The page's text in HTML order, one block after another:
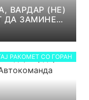
ВАРДАР (НЕ)
ДА ЗАМИНЕ
РАКОМЕТ СО ГОРАН